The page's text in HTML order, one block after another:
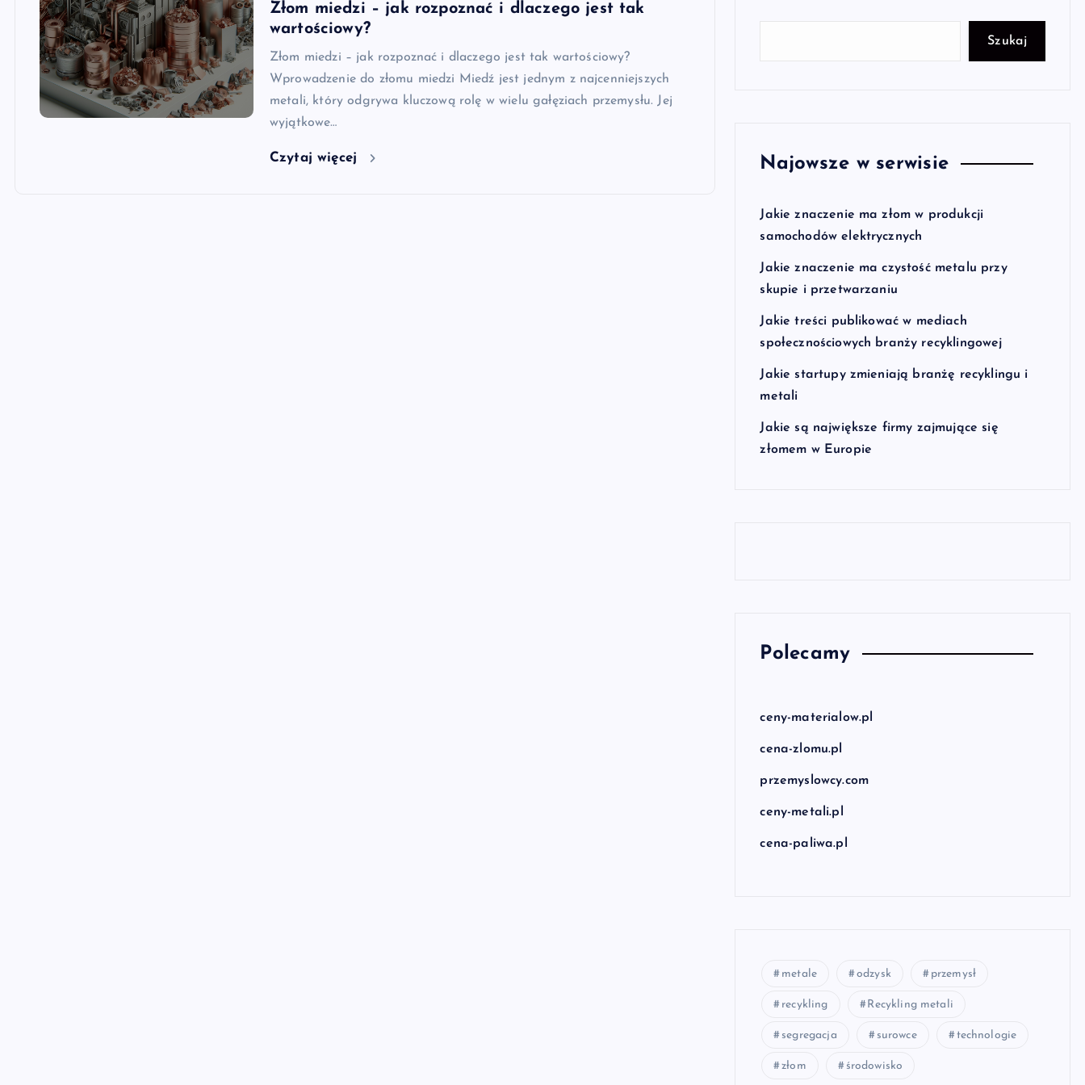
Złom miedzi – jak rozpoznać i dlaczego jest tak
wartościowy?
Złom miedzi – jak rozpoznać i dlaczego jest tak wartościowy?
Wprowadzenie do złomu miedzi Miedź jest jednym z najcenniejszych
metali, który odgrywa kluczową rolę w wielu gałęziach przemysłu. Jej
wyjątkowe…
Czytaj więcej
Szukaj
Najowsze w serwisie
Jakie znaczenie ma złom w produkcji
samochodów elektrycznych
Jakie znaczenie ma czystość metalu przy
skupie i przetwarzaniu
Jakie treści publikować w mediach
społecznościowych branży recyklingowej
Jakie startupy zmieniają branżę recyklingu i
metali
Jakie są największe firmy zajmujące się
złomem w Europie
Polecamy
ceny-materialow.pl
cena-zlomu.pl
przemyslowcy.com
ceny-metali.pl
cena-paliwa.pl
metale odzysk przemysł
recykling Recykling metali
segregacja surowce technologie
złom środowisko